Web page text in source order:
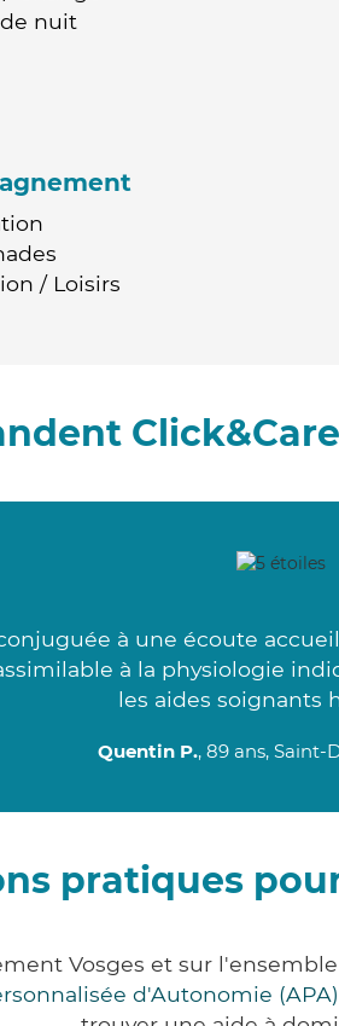
nuit
/ Loisirs
à une écoute
à la physiologie
les aides soignants
Quentin P., 89 ans, Saint-
pratiques
Vosges et sur
d'Autonomie (APA)